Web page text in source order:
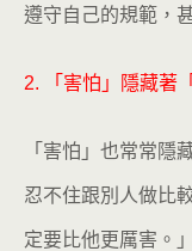
遵守自己的規範，
2. 「害怕」隱藏著
「害怕」也常常隱
忍不住跟別人做比
定要比他更厲害。」